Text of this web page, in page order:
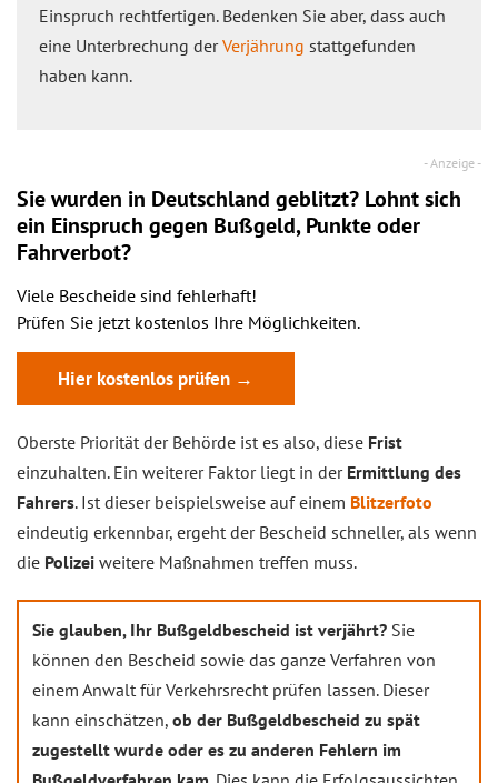
Einspruch rechtfertigen. Bedenken Sie aber, dass auch
eine Unterbrechung derVerjährung stattgefunden
haben kann.
Sie wurden in Deutschland geblitzt? Lohnt sich
ein Einspruch gegen Bußgeld, Punkte oder
Fahrverbot?
Viele Bescheide sind fehlerhaft!
Prüfen Sie jetzt kostenlos Ihre Möglichkeiten.
Hier kostenlos prüfen →
Oberste Priorität der Behörde ist es also, diese Frist
einzuhalten. Ein weiterer Faktor liegt in der Ermittlung des
Fahrers. Ist dieser beispielsweise auf einem Blitzerfoto
eindeutig erkennbar, ergeht der Bescheid schneller, als wenn
die Polizei weitere Maßnahmen treffen muss.
Sie glauben, Ihr Bußgeldbescheid ist verjährt? Sie
können den Bescheid sowie das ganze Verfahren von
einem Anwalt für Verkehrsrecht prüfen lassen. Dieser
kann einschätzen, ob der Bußgeldbescheid zu spät
zugestellt wurde oder es zu anderen Fehlern im